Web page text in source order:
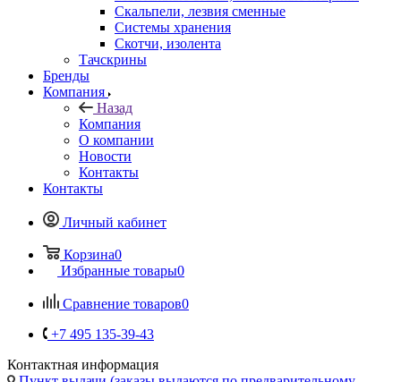
Компания
Назад
Компания
О компании
Новости
Контакты
Контакты
Личный кабинет
Корзина
+7 495 135-39-43
Контактная информация
Пункт выдачи (заказы выдаются по предварительному
заказу на сайте), ул. Кантемировская 59а
vcland@vcland.ru